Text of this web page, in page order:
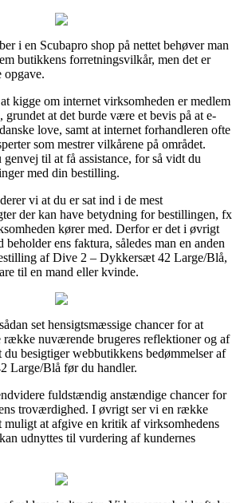
i en Scubapro shop på nettet behøver man
butikkens forretningsvilkår, men det er
opgave.
kigge om internet virksomheden er medlem
at det burde være et bevis på at e-
love, samt at internet forhandleren ofte
som mestrer vilkårene på området.
til at få assistance, for så vidt du
med din bestilling.
vi at du er sat ind i de mest
der kan have betydning for bestillingen, fx
kører med. Derfor er det i øvrigt
beholder ens faktura, således man en anden
af Dive 2 – Dykkersæt 42 Large/Blå,
til en mand eller kvinde.
set hensigtsmæssige chancer for at
række nuværende brugeres reflektioner og af
du besigtiger webbutikkens bedømmelser af
Large/Blå før du handler.
fuldstændig anstændige chancer for
troværdighed. I øvrigt ser vi en række
muligt at afgive en kritik af virksomhedens
udnyttes til vurdering af kundernes